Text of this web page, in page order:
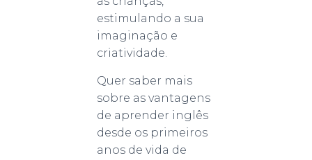
estimulando a sua
imaginação e
criatividade.
Quer saber mais
sobre as vantagens
de aprender inglês
desde os primeiros
anos de vida de